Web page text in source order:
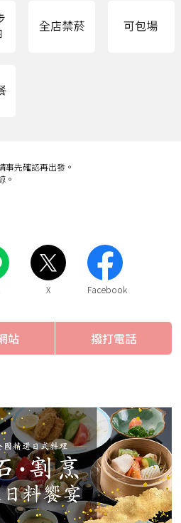
先確認再出發。
。
X Facebook
站 撥打電話